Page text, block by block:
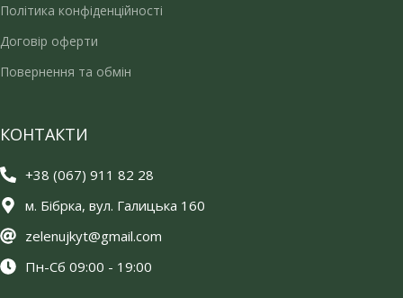
Політика конфіденційності
Договір оферти
Повернення та обмін
КОНТАКТИ
+38 (067) 911 82 28
м. Бібрка, вул. Галицька 160
zelenujkyt@gmail.com
Пн-Сб 09:00 - 19:00